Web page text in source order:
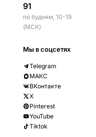
91
по будням, 10-19
(МСК)
Мы в соцсетях
Telegram
МАКС
ВКонтакте
X
Pinterest
YouTube
Tiktok